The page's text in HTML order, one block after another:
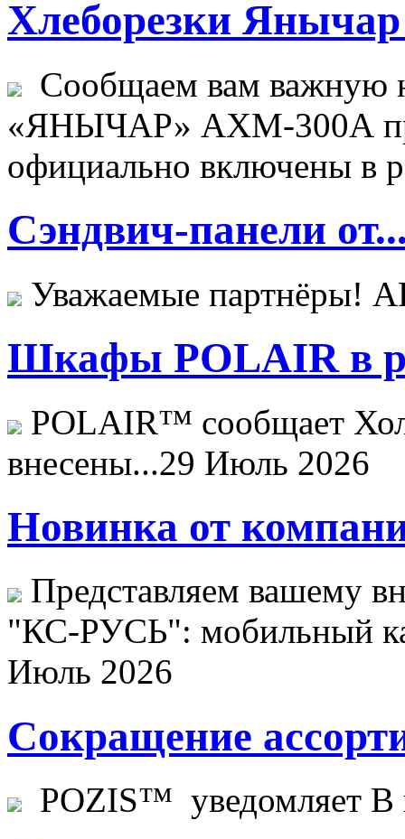
Хлеборезки Янычар
Сообщаем вам важную
«ЯНЫЧАР» АХМ-300А
официально включены в
Сэндвич-панели
Уважаемые
Шкафы POLAIR в
POLAIR™ сообщает
внесены...29 Июль 2026
Новинка от
Представляем вашему
"КС-РУСЬ": мобильный
Июль 2026
Сокращение
POZIS™ уведомляет В